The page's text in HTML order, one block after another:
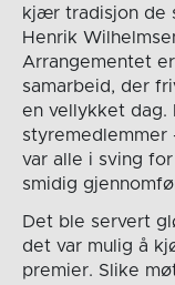
kjær tradisjon de
Henrik
Arrangementet
samarbeid, der
en vellykket dag.
styremedlemmer
var alle i sving
smidig
Det ble servert
det var mulig å
premier. Slike